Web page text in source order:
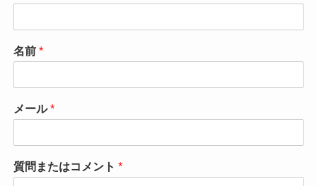
名前 *
メール*
質問またはコメント *